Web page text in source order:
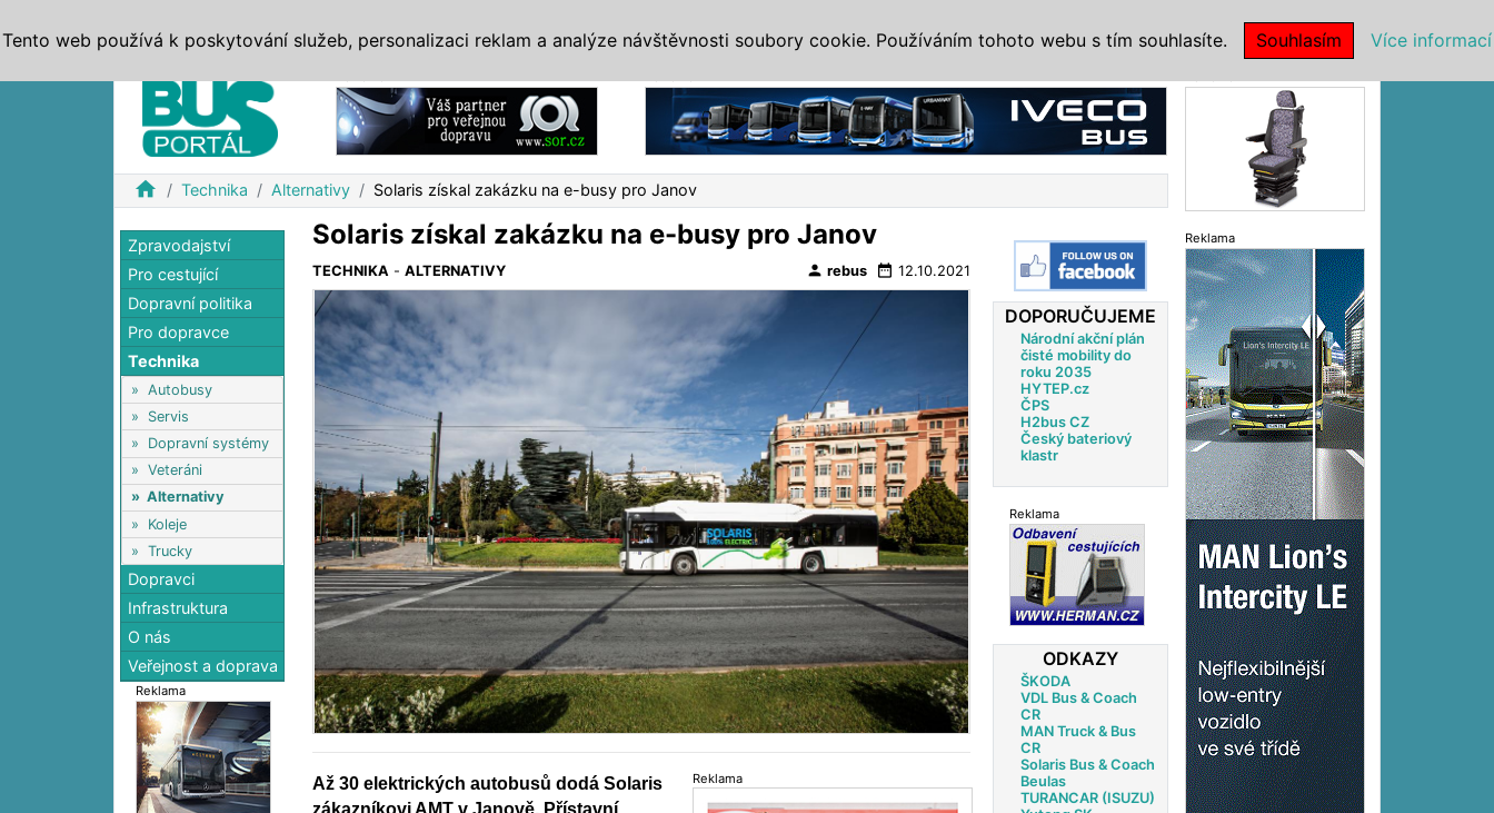
home Technika Alternativy Solaris získal zakázku na e-busy pro Janov
Zpravodajství
Pro cestující
Dopravní politika
Pro dopravce
Technika
» Autobusy
» Servis
» Dopravní systémy
» Veteráni
» Alternativy
» Koleje
» Trucky
Dopravci
Infrastruktura
O nás
Veřejnost a doprava
Reklama
Solaris získal zakázku na e-busy pro Janov
TECHNIKA -ALTERNATIVY person rebus date_range 12.10.2021
Reklama
Až 30 elektrických autobusů dodá Solaris
zákazníkovi AMT v Janově. Přístavní
DOPORUČUJEME
Národní akční plán
čisté mobility do
roku 2035
HYTEP.cz
ČPS
H2bus CZ
Český bateriový
klastr
Reklama
ODKAZY
ŠKODA
VDL Bus & Coach
CR
MAN Truck & Bus
CR
Solaris Bus & Coach
Beulas
TURANCAR (ISUZU)
Reklama
Tento web používá k poskytování služeb, personalizaci reklam a analýze návštěvnosti soubory cookie. Používáním tohoto webu s tím souhlasíte. Souhlasím Více informací